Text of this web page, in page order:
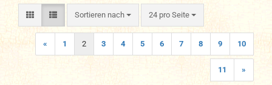
Sortieren nach
Sortieren nach 24 pro Seite
pro Seite
« 1 2 3 4 5 6 7 8 9 10
11 »